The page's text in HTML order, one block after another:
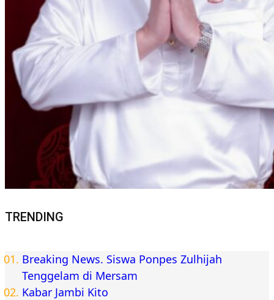
TRENDING
Breaking News. Siswa Ponpes Zulhijah
Tenggelam di Mersam
Kabar Jambi Kito